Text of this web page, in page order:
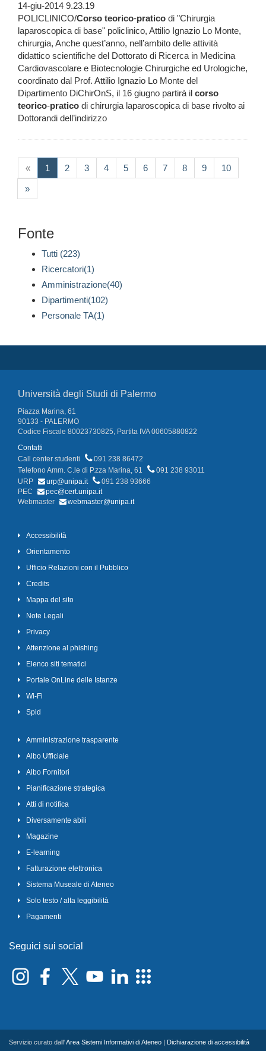
14-giu-2014 9.23.19
POLICLINICO/Corso teorico-pratico di "Chirurgia
laparoscopica di base" policlinico, Attilio Ignazio Lo Monte,
chirurgia, Anche quest’anno, nell’ambito delle attività
didattico scientifiche del Dottorato di Ricerca in Medicina
Cardiovascolare e Biotecnologie Chirurgiche ed Urologiche,
coordinato dal Prof. Attilio Ignazio Lo Monte del
Dipartimento DiChirOnS, il 16 giugno partirà il corso
teorico-pratico di chirurgia laparoscopica di base rivolto ai
Dottorandi dell’indirizzo
« 1 (current)
2 3 4 5 6 7 8 9 10
»
Fonte
Tutti (223)
Ricercatori(1)
Amministrazione(40)
Dipartimenti(102)
Personale TA(1)
Università degli Studi di Palermo
Piazza Marina, 61
90133 - PALERMO
Codice Fiscale 80023730825, Partita IVA 00605880822
Contatti
Call center studenti
091 238 86472
Telefono Amm. C.le di P.zza Marina, 61
091 238 93011
URP
urp@unipa.it
091 238 93666
PEC
pec@cert.unipa.it
Webmaster
webmaster@unipa.it
Accessibilità
Orientamento
Ufficio Relazioni con il Pubblico
Credits
Mappa del sito
Note Legali
Privacy
Attenzione al phishing
Elenco siti tematici
Portale OnLine delle Istanze
Wi-Fi
Spid
Amministrazione trasparente
Albo Ufficiale
Albo Fornitori
Pianificazione strategica
Atti di notifica
Diversamente abili
Magazine
E-learning
Fatturazione elettronica
Sistema Museale di Ateneo
Solo testo / alta leggibilità
Pagamenti
Seguici sui social
Servizio curato dall'Area Sistemi Informativi di Ateneo Dichiarazione di accessibilità